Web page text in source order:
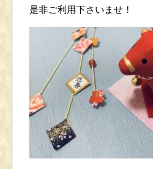
是非ご利用下さいませ！